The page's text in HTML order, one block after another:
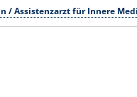
/ Assistenzarzt für Innere